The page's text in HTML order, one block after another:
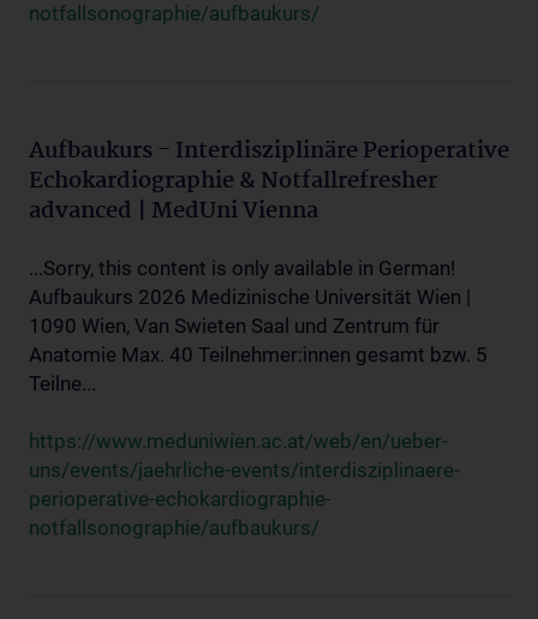
notfallsonographie/aufbaukurs/
Aufbaukurs - Interdisziplinäre Perioperative
Echokardiographie & Notfallrefresher
advanced | MedUni Vienna
...Sorry, this content is only available in German!
Aufbaukurs 2026 Medizinische Universität Wien |
1090 Wien, Van Swieten Saal und Zentrum für
Anatomie Max. 40 Teilnehmer:innen gesamt bzw. 5
Teilne...
https://www.meduniwien.ac.at/web/en/ueber-
uns/events/jaehrliche-events/interdisziplinaere-
perioperative-echokardiographie-
notfallsonographie/aufbaukurs/